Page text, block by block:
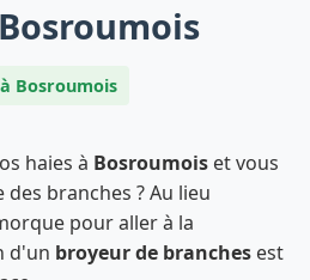
Bosroumois
haies à Bosroumois et vous
branches ? Au lieu
pour aller à la
d'un broyeur de branches est